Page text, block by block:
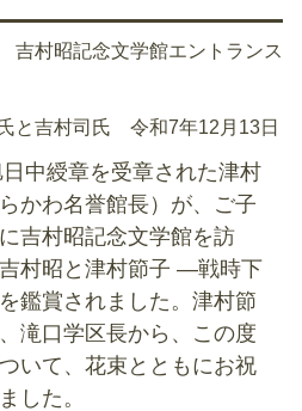
村昭記念文学館エントランス
と吉村司氏 令和7年12月13日
中綬章を受章された津村
かわ名誉館長）が、ご子
吉村昭記念文学館を訪
村昭と津村節子 ―戦時下
鑑賞されました。津村節
滝口学区長から、この度
いて、花束とともにお祝
した。